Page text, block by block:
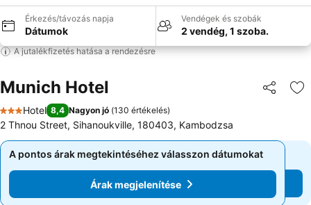
Érkezés/távozás napja
Dátumok
Vendégek és szobák
2 vendég, 1 szoba.
A jutalékfizetés hatása a rendezésre
Munich Hotel
3 Kategória
Hotel 8,4 Nagyon jó (130 értékelés)
2 Thnou Street, Sihanoukville, 180403, Kambodzsa
A pontos árak megtekintéséhez válasszon dátumokat
Árak megjelenítése
A pontos árak megtekintéséhez válasszon dátumokat
Árak megjelenítése